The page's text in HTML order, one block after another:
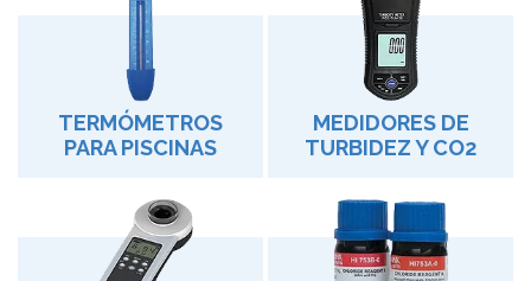
TERMÓMETROS
PARA PISCINAS
MEDIDORES DE
TURBIDEZ Y CO2